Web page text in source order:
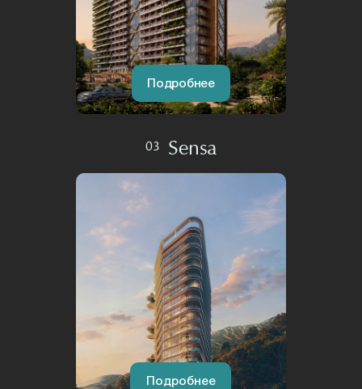
Подробнее
Sensa
03
Подробнее